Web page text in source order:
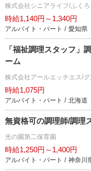
株式会社シニアライフ/ふく
時給1,140円～1,340円
アルバイト・パート / 愛知県
「福祉調理スタッフ」
ーム
株式会社アールエッチエス/
時給1,075円
アルバイト・パート / 北海道
無資格可の調理師/調理
光の園第二保育園
時給1,250円～1,400円
アルバイト・パート / 神奈川